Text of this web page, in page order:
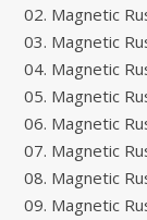
02. Magnetic
03. Magnetic
04. Magnetic
05. Magnetic
06. Magnetic
07. Magnetic
08. Magnetic
09. Magnetic